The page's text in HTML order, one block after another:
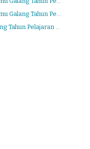
Galang Tahun Pe...
Tahun Pelajaran ...